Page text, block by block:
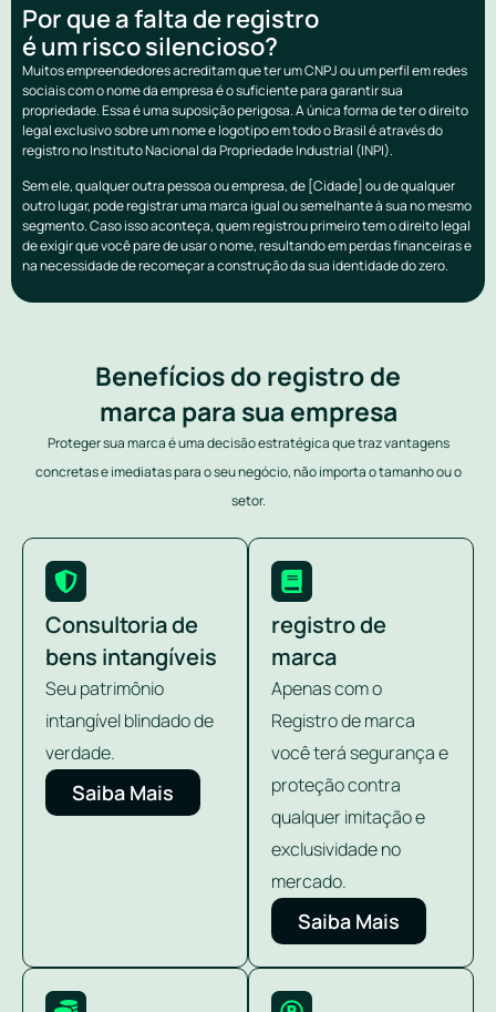
Por que a falta de registro
é um risco silencioso?
Muitos empreendedores acreditam que ter um CNPJ ou um perfil em redes
sociais com o nome da empresa é o suficiente para garantir sua
propriedade. Essa é uma suposição perigosa. A única forma de ter o direito
legal exclusivo sobre um nome e logotipo em todo o Brasil é através do
registro no Instituto Nacional da Propriedade Industrial (INPI).
Sem ele, qualquer outra pessoa ou empresa, de [Cidade] ou de qualquer
outro lugar, pode registrar uma marca igual ou semelhante à sua no mesmo
segmento. Caso isso aconteça, quem registrou primeiro tem o direito legal
de exigir que você pare de usar o nome, resultando em perdas financeiras e
na necessidade de recomeçar a construção da sua identidade do zero.
Benefícios do registro de
marca para sua empresa
Proteger sua marca é uma decisão estratégica que traz vantagens
concretas e imediatas para o seu negócio, não importa o tamanho ou o
setor.
Consultoria de
bens intangíveis
Seu patrimônio
intangível blindado de
verdade.
Saiba Mais
registro de
marca
Apenas com o
Registro de marca
você terá segurança e
proteção contra
qualquer imitação e
exclusividade no
mercado.
Saiba Mais